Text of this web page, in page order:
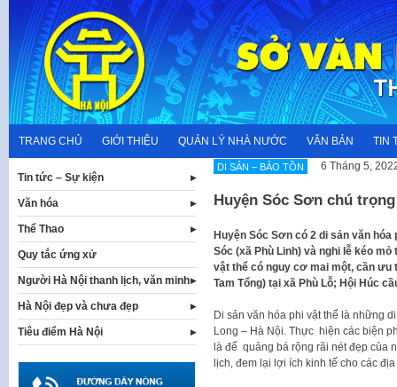
content
TRANG CHỦ GIỚI THIỆU QUẢN LÝ NHÀ NƯỚC VĂN BẢN TIN
DI SẢN – BẢO TỒN 6 Tháng 5,
Huyện Sóc Sơn chú
Huyện Sóc Sơn có 2 di sản văn
Sóc (xã Phù Linh) và nghi lễ kéo mỏ
vật thể có nguy cơ mai một, cần ưu
Tam Tổng) tại xã Phù Lỗ; Hội Húc
Di sản văn hóa phi vật thể là những
Long – Hà Nội. Thực hiện các biện
là để quảng bá rộng rãi nét đẹp của
lịch, đem lại lợi ích kinh tế cho các
Tin tức – Sự kiện
Văn hóa
Thể Thao
Quy tắc ứng xử
Người Hà Nội thanh lịch, văn minh
Hà Nội đẹp và chưa đẹp
Tiêu điểm Hà Nội